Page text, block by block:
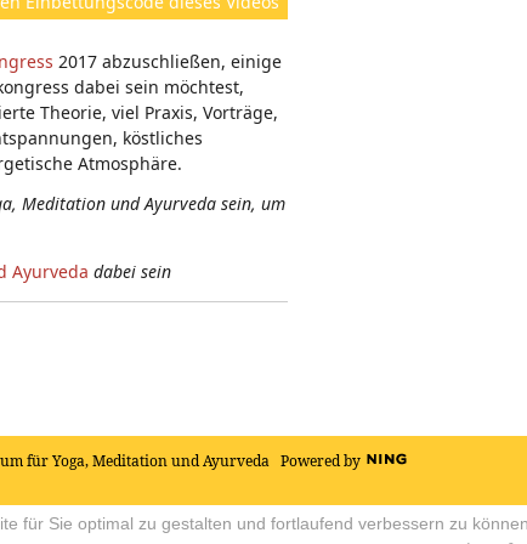
e
2017 abzuschließen, einige
dabei sein möchtest,
Theorie, viel Praxis, Vorträge,
köstliches
Atmosphäre.
Meditation und Ayurveda sein, um
Ayurveda dabei sein
für Yoga, Meditation und Ayurveda Powered by
für Sie optimal zu gestalten und fortlaufend verbessern zu